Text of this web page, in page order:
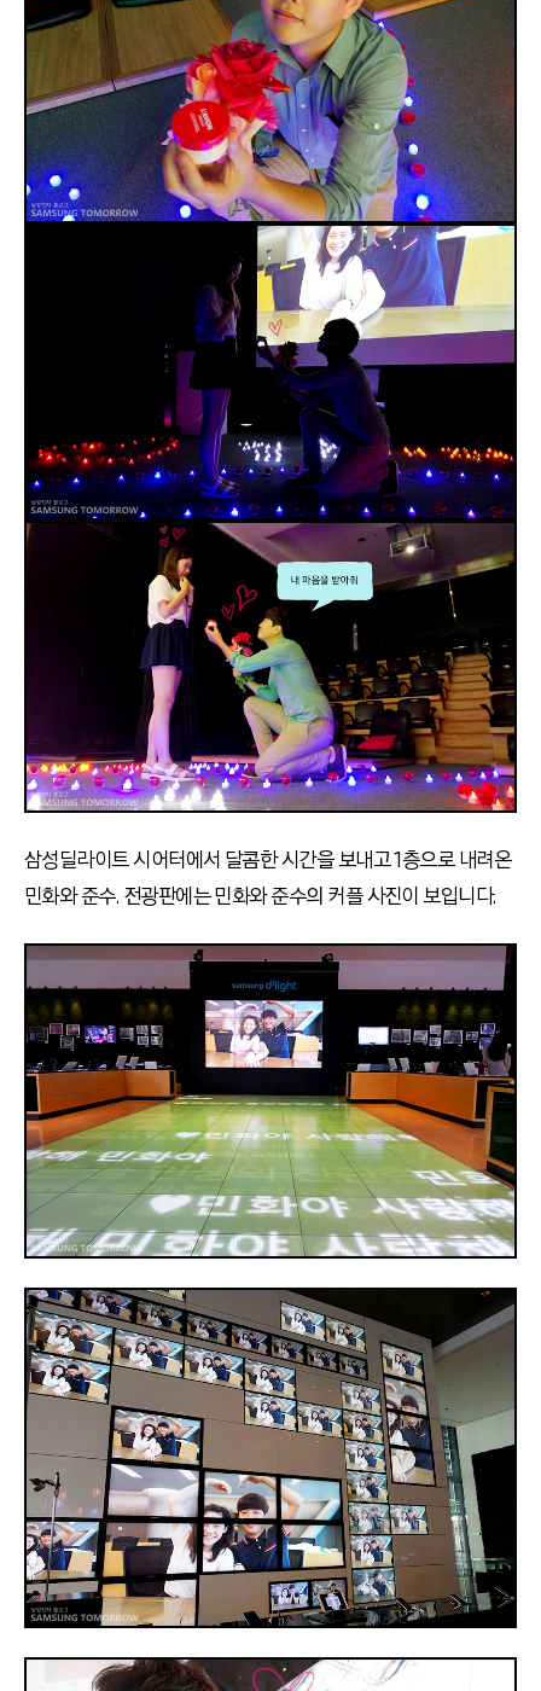
삼성딜라이트 시어터에서 달콤한 시간을 보내고 1층으로 내려온
민화와 준수. 전광판에는 민화와 준수의 커플 사진이 보입니다.